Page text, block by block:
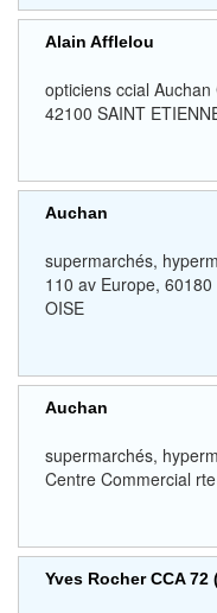
Alain Afflelou
opticiens ccial
42100 SAINT
Auchan
supermarchés,
110 av Europe,
OISE
Auchan
supermarchés,
Centre Commercial
Yves Rocher CCA 72